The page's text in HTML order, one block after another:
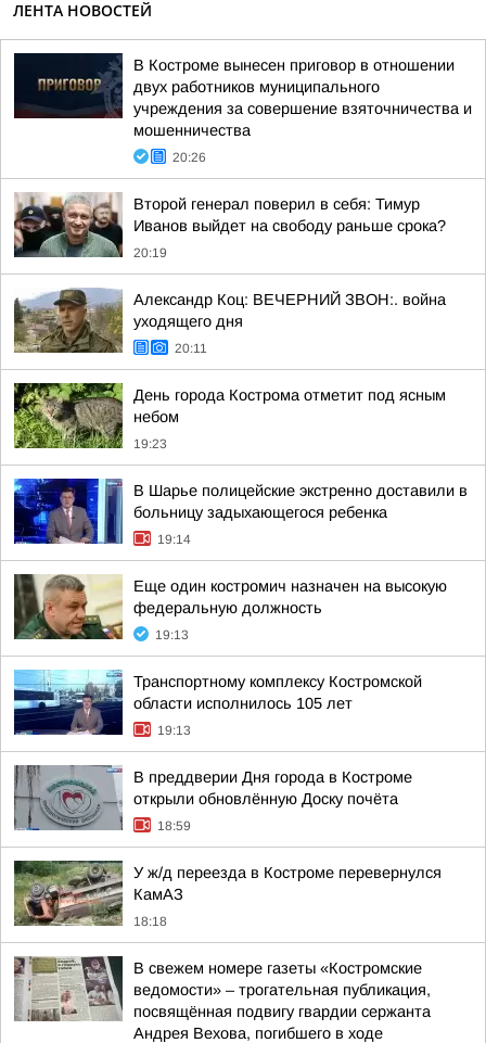
ЛЕНТА НОВОСТЕЙ
В Костроме вынесен приговор в отношении
двух работников муниципального
учреждения за совершение взяточничества и
мошенничества
20:26
Второй генерал поверил в себя: Тимур
Иванов выйдет на свободу раньше срока?
20:19
Александр Коц: ВЕЧЕРНИЙ ЗВОН:. война
уходящего дня
20:11
День города Кострома отметит под ясным
небом
19:23
В Шарье полицейские экстренно доставили в
больницу задыхающегося ребенка
19:14
Еще один костромич назначен на высокую
федеральную должность
19:13
Транспортному комплексу Костромской
области исполнилось 105 лет
19:13
В преддверии Дня города в Костроме
открыли обновлённую Доску почёта
18:59
У ж/д переезда в Костроме перевернулся
КамАЗ
18:18
В свежем номере газеты «Костромские
ведомости» – трогательная публикация,
посвящённая подвигу гвардии сержанта
Андрея Вехова, погибшего в ходе